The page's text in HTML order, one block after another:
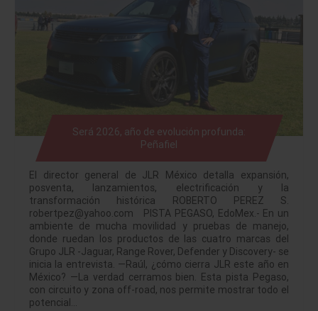
Será 2026, año de evolución profunda:
Peñafiel
El director general de JLR México detalla expansión,
posventa, lanzamientos, electrificación y la
transformación histórica ROBERTO PEREZ S.
robertpez@yahoo.com PISTA PEGASO, EdoMex.- En un
ambiente de mucha movilidad y pruebas de manejo,
donde ruedan los productos de las cuatro marcas del
Grupo JLR -Jaguar, Range Rover, Defender y Discovery- se
inicia la entrevista. —Raúl, ¿cómo cierra JLR este año en
México? —La verdad cerramos bien. Esta pista Pegaso,
con circuito y zona off-road, nos permite mostrar todo el
potencial…